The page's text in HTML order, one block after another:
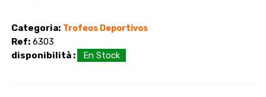
Categoria: Trofeos Deportivos
Ref: 6303
disponibilità :
En Stock